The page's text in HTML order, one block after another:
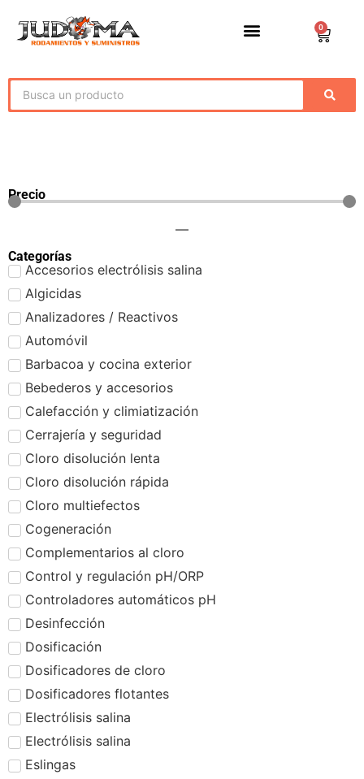
0
Precio
—
Categorías
Accesorios electrólisis salina
Algicidas
Analizadores / Reactivos
Automóvil
Barbacoa y cocina exterior
Bebederos y accesorios
Calefacción y climiatización
Cerrajería y seguridad
Cloro disolución lenta
Cloro disolución rápida
Cloro multiefectos
Cogeneración
Complementarios al cloro
Control y regulación pH/ORP
Controladores automáticos pH
Desinfección
Dosificación
Dosificadores de cloro
Dosificadores flotantes
Electrólisis salina
Electrólisis salina
Eslingas